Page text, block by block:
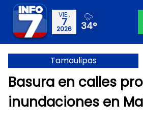
VIE.,
7
2026 34°
Tamaulipas
Basura en calles
inundaciones en